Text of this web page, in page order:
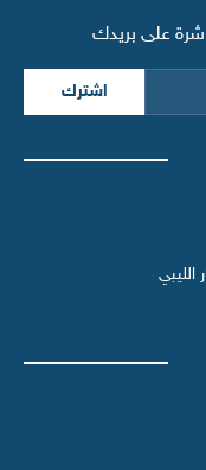
على بريدك
اشترك
الليبي